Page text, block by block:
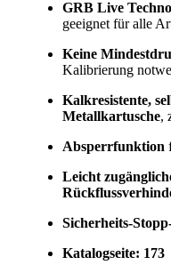
GRB Live
geeignet für alle
Keine
Kalibrierung
Kalkresistente,
Metallkartusche,
Absperrfunktion
Leicht
Sicherheits-
Katalogseite: 173